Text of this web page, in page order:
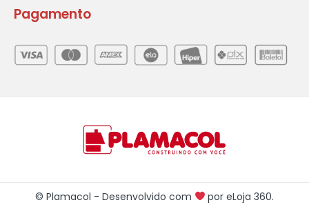
Pagamento
© Plamacol - Desenvolvido com poreLoja 360.